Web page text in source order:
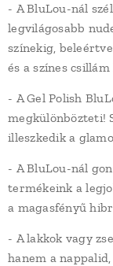
- A BluLou-nál
legvilágosabb
színekig,
és a színes
- A Gel Polish
megkülönbözteti!
illeszkedik a
- A BluLou-nál
termékeink a
a magasfényű
- A lakkok vagy
hanem a